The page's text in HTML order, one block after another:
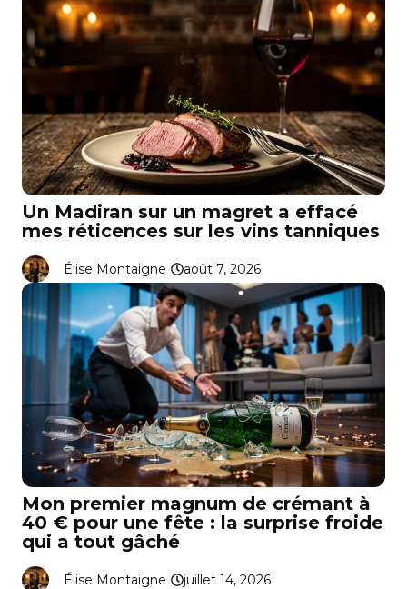
Un Madiran sur un magret a effacé
mes réticences sur les vins tanniques
Élise Montaigne août 7, 2026
Mon premier magnum de crémant à
40 € pour une fête : la surprise froide
qui a tout gâché
Élise Montaigne juillet 14, 2026